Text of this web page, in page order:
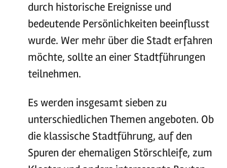
durch historische Ereignisse und
bedeutende Persönlichkeiten beeinflusst
wurde. Wer mehr über die Stadt erfahren
möchte, sollte an einer Stadtführungen
teilnehmen.
Es werden insgesamt sieben zu
unterschiedlichen Themen angeboten. Ob
die klassische Stadtführung, auf den
Spuren der ehemaligen Störschleife, zum